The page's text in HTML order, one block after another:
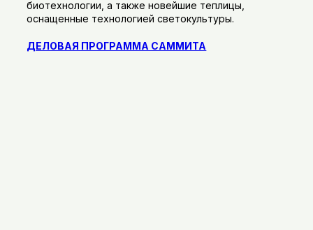
биотехнологии, а также новейшие теплицы,
оснащенные технологией светокультуры.
ДЕЛОВАЯ ПРОГРАММА САММИТА